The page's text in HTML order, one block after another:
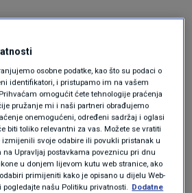
TikToku postala planetarno
, spoj je kremaste pistacije,
rezančića napravljenih od brašna i
je izdao privremenu zabranu
da prodaje taj proizvod, tvrdeći da je
ta slastica zapravo proizvodi u
prodaju "Dubai čokolade".
osobne podatke, kao što su podaci o
identifikatori, i pristupamo im na vašem
omogućit ćete tehnologije praćenja
pružanje mi i naši partneri obrađujemo
onemogućeni, određeni sadržaj i oglasi
biti toliko relevantni za vas. Možete se vratiti
izmijenili svoje odabire ili povukli pristanak u
Upravljaj postavkama poveznicu pri dnu
u donjem lijevom kutu web stranice, ako
primijeniti kako je opisano u dijelu Web-
našu Politiku privatnosti. Dodatne